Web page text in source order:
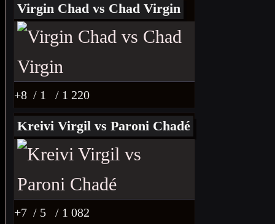
Virgin Chad vs Chad Virgin
+8 / 1 / 1 220
Kreivi Virgil vs Paroni Chadé
+7 / 5 / 1 082